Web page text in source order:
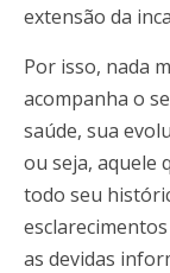
extensão da
Por isso, nada
acompanha o
saúde, sua
ou seja, aquele
todo seu
as devidas